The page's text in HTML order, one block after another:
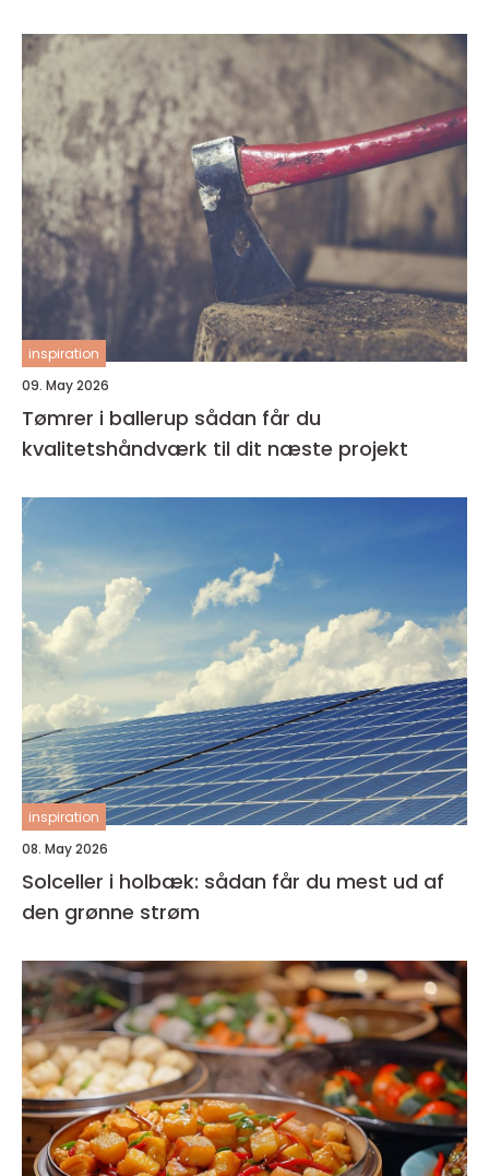
inspiration
09. May 2026
Tømrer i ballerup sådan får du
kvalitetshåndværk til dit næste projekt
inspiration
08. May 2026
Solceller i holbæk: sådan får du mest ud af
den grønne strøm